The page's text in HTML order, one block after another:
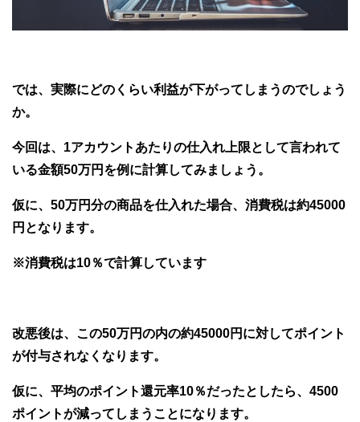
では、実際にどのくらい利益が下がってしまうのでしょう
か。
今回は、1アカウントあたりの仕入れ上限として言われて
いる金額50万円を例に計算してみましょう。
仮に、50万円分の商品を仕入れた場合、消費税は約45000
円となります。
※消費税は10％で計算しています
改悪後は、この50万円の内の約45000円に対してポイント
が付与されなくなります。
仮に、平均のポイント還元率10％だったとしたら、4500
ポイントが減ってしまうことになります。